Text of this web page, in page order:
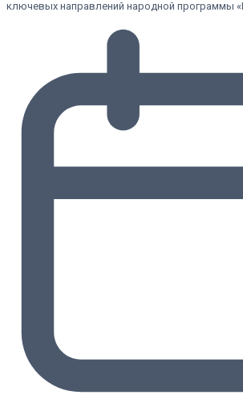
ключевых направлений народной программы